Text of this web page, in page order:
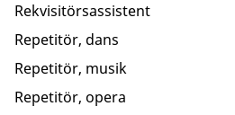
Rekvisitörsassistent
Repetitör, dans
Repetitör, musik
Repetitör, opera